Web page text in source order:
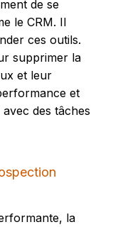
de se
le CRM. Il
ces outils.
supprimer la
et leur
et
des tâches
la